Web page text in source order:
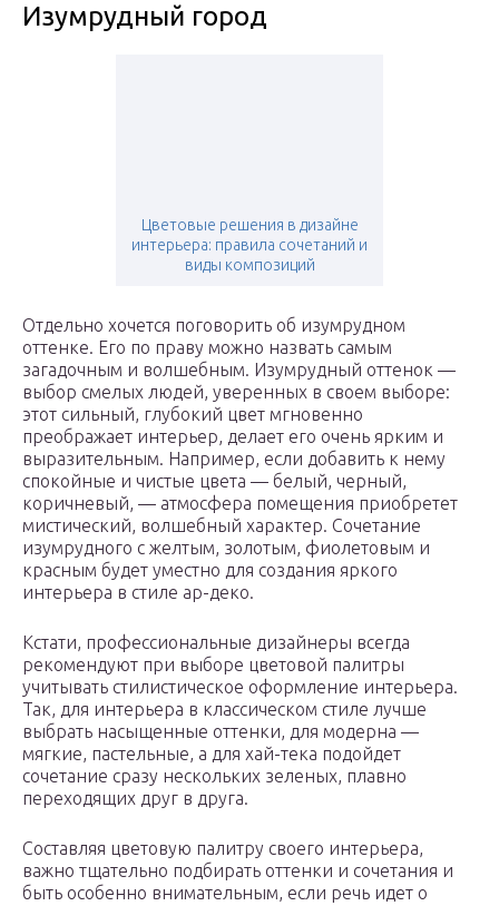
Изумрудный город
Цветовые решения в дизайне
интерьера: правила сочетаний и
виды композиций
Отдельно хочется поговорить об изумрудном
оттенке. Его по праву можно назвать самым
загадочным и волшебным. Изумрудный оттенок —
выбор смелых людей, уверенных в своем выборе:
этот сильный, глубокий цвет мгновенно
преображает интерьер, делает его очень ярким и
выразительным. Например, если добавить к нему
спокойные и чистые цвета — белый, черный,
коричневый, — атмосфера помещения приобретет
мистический, волшебный характер. Сочетание
изумрудного с желтым, золотым, фиолетовым и
красным будет уместно для создания яркого
интерьера в стиле ар-деко.
Кстати, профессиональные дизайнеры всегда
рекомендуют при выборе цветовой палитры
учитывать стилистическое оформление интерьера.
Так, для интерьера в классическом стиле лучше
выбрать насыщенные оттенки, для модерна —
мягкие, пастельные, а для хай-тека подойдет
сочетание сразу нескольких зеленых, плавно
переходящих друг в друга.
Составляя цветовую палитру своего интерьера,
важно тщательно подбирать оттенки и сочетания и
быть особенно внимательным, если речь идет о